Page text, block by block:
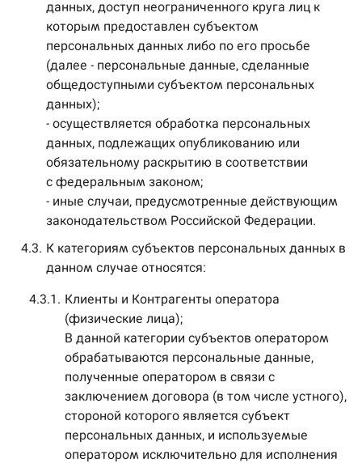
данных, доступ неограниченного круга лиц к
которым предоставлен субъектом
персональных данных либо по его просьбе
(далее - персональные данные, сделанные
общедоступными субъектом персональных
данных);
- осуществляется обработка персональных
данных, подлежащих опубликованию или
обязательному раскрытию в соответствии
с федеральным законом;
- иные случаи, предусмотренные действующим
законодательством Российской Федерации.
4.3. К категориям субъектов персональных данных в
данном случае относятся:
4.3.1. Клиенты и Контрагенты оператора
(физические лица);
В данной категории субъектов оператором
обрабатываются персональные данные,
полученные оператором в связи с
заключением договора (в том числе устного),
стороной которого является субъект
персональных данных, и используемые
оператором исключительно для исполнения